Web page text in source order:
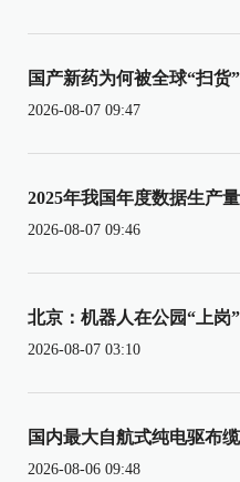
国产新药为何被全球“扫货”
2026-08-07 09:47
2025年我国年度数据生产
2026-08-07 09:46
北京：机器人在公园“上岗”
2026-08-07 03:10
国内最大自航式纯电驱布
2026-08-06 09:48